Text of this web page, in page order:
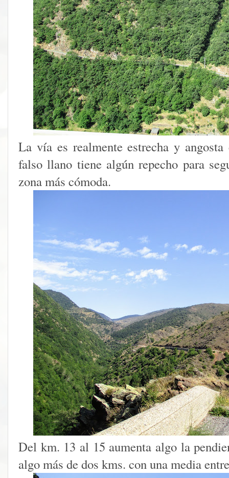
La vía es realmente estrecha y
falso llano tiene algún repecho para
zona más cómoda.
Del km. 13 al 15 aumenta algo la
algo más de dos kms. con una media